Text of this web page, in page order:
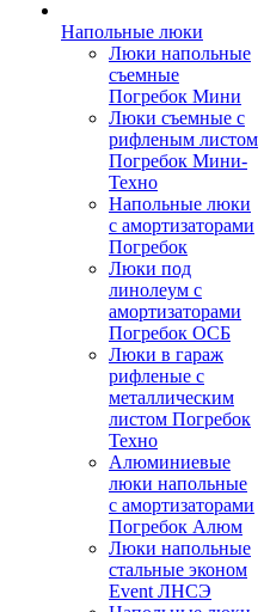
Напольные люки
Люки напольные
съемные
Погребок Мини
Люки съемные с
рифленым листом
Погребок Мини-
Техно
Напольные люки
с амортизаторами
Погребок
Люки под
линолеум с
амортизаторами
Погребок ОСБ
Люки в гараж
рифленые с
металлическим
листом Погребок
Техно
Алюминиевые
люки напольные
с амортизаторами
Погребок Алюм
Люки напольные
стальные эконом
Event ЛНСЭ